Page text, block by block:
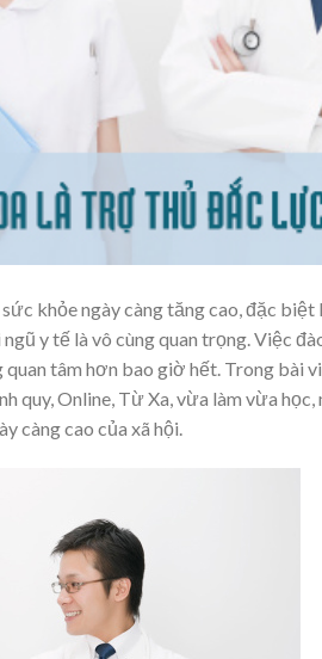
khỏe ngày càng tăng cao, đặc
y tế là vô cùng quan trọng. Việc
tâm hơn bao giờ hết. Trong bài
quy, Online, Từ Xa, vừa làm vừa
càng cao của xã hội.